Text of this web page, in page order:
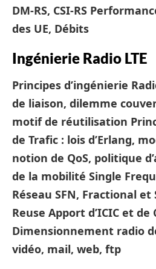
DM-RS, CSI-RS
des UE, Débits
Ingénierie Radio LTE
Principes d’ingénierie
de liaison, dilemme
motif de réutilisation
de Trafic : lois d’Erlang,
notion de QoS, politique
de la mobilité Single
Réseau SFN, Fractional
Reuse Apport d’ICIC et de
Dimensionnement radio
vidéo, mail, web, ftp